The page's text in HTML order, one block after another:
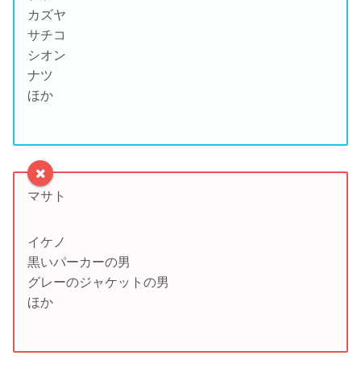
カズヤ
サチコ
シオン
ナツ
ほか
マサト
イケノ
黒いパーカーの男
グレーのジャケットの男
ほか